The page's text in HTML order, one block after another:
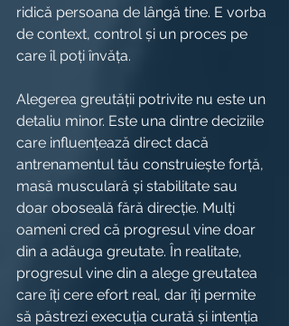
ridică persoana de lângă tine. E vorba
de context, control și un proces pe
care îl poți învăța.
Alegerea greutății potrivite nu este un
detaliu minor. Este una dintre deciziile
care influențează direct dacă
antrenamentul tău construiește forță,
masă musculară și stabilitate sau
doar oboseală fără direcție. Mulți
oameni cred că progresul vine doar
din a adăuga greutate. În realitate,
progresul vine din a alege greutatea
care îți cere efort real, dar îți permite
să păstrezi execuția curată și intenția